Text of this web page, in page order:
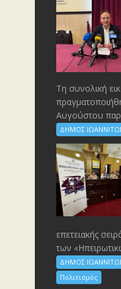
Τη συνολική
Αυγούστου
ΔΗΜΟΣ
επετειακής
των
ΔΗΜΟΣ
Πολιτισμός